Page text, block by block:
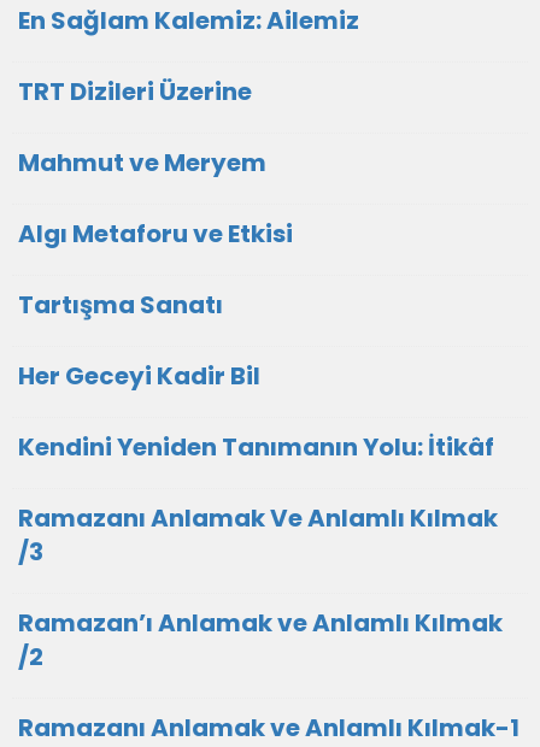
En Sağlam Kalemiz: Ailemiz
TRT Dizileri Üzerine
Mahmut ve Meryem
Algı Metaforu ve Etkisi
Tartışma Sanatı
Her Geceyi Kadir Bil
Kendini Yeniden Tanımanın Yolu: İtikâf
Ramazanı Anlamak Ve Anlamlı Kılmak
/3
Ramazan’ı Anlamak ve Anlamlı Kılmak
/2
Ramazanı Anlamak ve Anlamlı Kılmak-1